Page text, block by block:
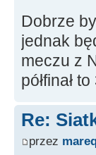
Dobrze
jednak
meczu z
półfinał
Re:
przez